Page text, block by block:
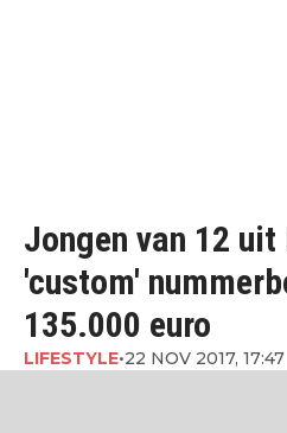
Jongen van 12
'custom'
135.000 euro
LIFESTYLE•22 NOV 2017, 17:47